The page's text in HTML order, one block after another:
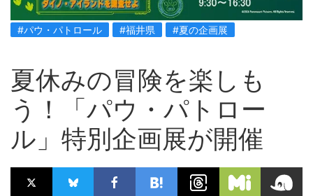
#パウ・パトロール #福井県 #夏の企画展
夏休みの冒険を楽しも
う！「パウ・パトロー
ル」特別企画展が開催